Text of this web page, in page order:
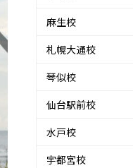
麻生校
札幌大通校
琴似校
仙台駅前校
水戸校
宇都宮校